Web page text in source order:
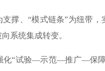
支撑、“模式链条”为纽带
系统集成转变。
化“试验—示范—推广—保